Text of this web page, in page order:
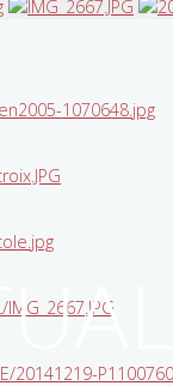
1070648.jpg
20141219-